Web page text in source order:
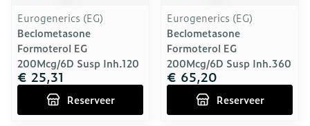
Eurogenerics (EG)
Beclometasone
Formoterol EG
200Mcg/6D Susp Inh.120
€ 25,31
Reserveer
Eurogenerics (EG)
Beclometasone
Formoterol EG
200Mcg/6D Susp Inh.360
€ 65,20
Reserveer